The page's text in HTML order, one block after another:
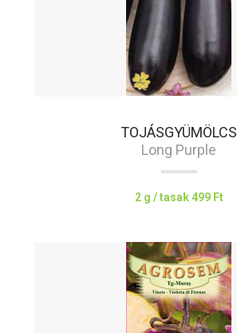
TOJÁSGYÜMÖLCS
Long Purple
2 g / tasak 499 Ft